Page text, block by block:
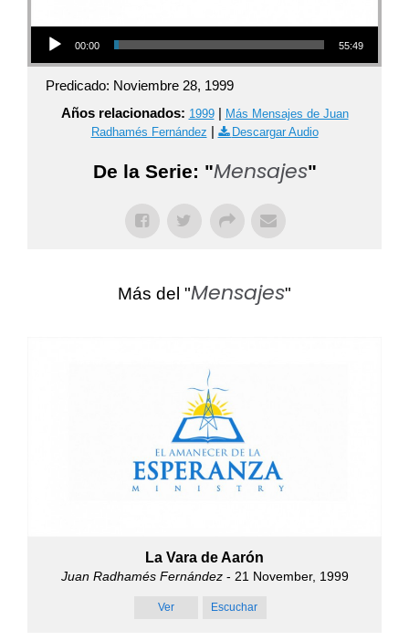
Audio Player
00:00 55:49
Predicado: Noviembre 28, 1999
Años relacionados: 1999| Más Mensajes de Juan
Radhamés Fernández | Descargar Audio
De la Serie: "Mensajes"
Más del "Mensajes"
La Vara de Aarón
Juan Radhamés Fernández- 21 November, 1999
Ver Escuchar